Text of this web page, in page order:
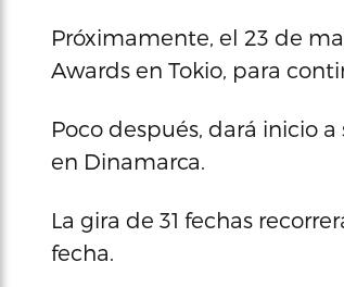
Próximamente, el 23 de
Awards en Tokio, para
Poco después, dará inicio
en Dinamarca.
La gira de 31 fechas
fecha.